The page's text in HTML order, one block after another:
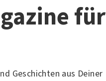
für
Geschichten aus Deiner